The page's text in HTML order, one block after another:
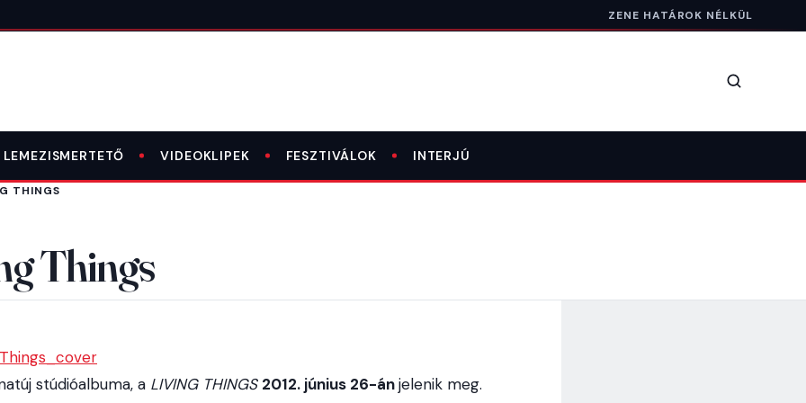
ZENE HATÁROK NÉLKÜL
Keresés
LEMEZISMERTETŐ VIDEOKLIPEK FESZTIVÁLOK INTERJÚ
THINGS
Things
stúdióalbuma, a LIVING THINGS 2012. június 26-ánjelenik meg.